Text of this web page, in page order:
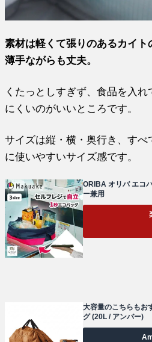
素材は軽くて張りのあるカイト
薄手ながらも丈夫。
くたっとしすぎず、食品を入
にくいのがいいところです。
サイズは縦・横・奥行き、すべ
に使いやすいサイズ感です。
ORIBA オリバ エコ
ー兼用
大容量のこちらもお
グ (20L / アンバー)